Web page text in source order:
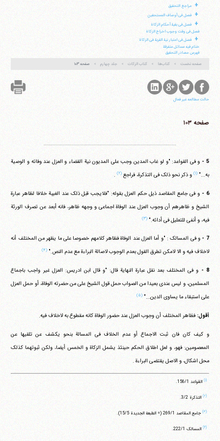
+ مراجع التحقیق
+ فصل فی أوصاف المستحقین
+
فصل فی بقیة أحکام الزکاة
فصل فی وقت وجوب اخراج الزکاة
+
فصل فی اعتبار نیة القربة فی الزکاة
ختام فیه مسائل متفرقة
فهرس مصادر التحقیق
صفحه نخست
کتاب‌ها کتاب الزکات جلد چهارم صفحه ۱۰۳
حالت مطالعه غیر فعال
صفحه ۱۰۳
..........................................................................................
5 -
و فی القواعد: "و لو غاب المدین وجب علی المدیون نیة القضاء و العزل عند وفاته و الوصیة
به..."(۱) و ذکر نحو ذلک فی التذکرة، فراجع(۲) .
6 -
و فی جامع المقاصد ذیل حکم العزل بقوله: "فلایجب قبل ذلک عند الغیبة خلافا لظاهر عبارة
الشیخ و ظاهرهم أن وجوب العزل عند الوفاة اجماعی و وجهه ظاهر، فانه أبعد عن تصرف الورثة
فیه، و أنفی للتعلیل فی أدائه."(۳)
7 -
و فی المسالک : "و أما العزل عند الوفاة فظاهر کلامهم خصوصا علی ما یظهر من المختلف أنه
لاخلاف فیه و الا لامکن تطرق القول بعدم الوجوب لاصالة البراءة مع عدم النص."(۴)
8 -
و فی المختلف بعد نقل عبارة النهایة قال: "و قال ابن ادریس: العزل غیر واجب باجماع
المسلمین، و لیس عندی بعیدا من الصواب حمل قول الشیخ علی من حضرته الوفاة، أو حمل العزل
علی استبقاء ما یساوی الدین..."(۵)
أقول:فظاهر المختلف أن وجوب العزل عند حضور الوفاة کانه مقطوع به لاخلاف فیه.
و کیف کان فان ثبت الاجماع أو عدم الخلاف فی المسالة بنحو یکشف عن تلقیها عن
المعصومین: فهو، و لعل اطلاق الحکم حینئذ یشمل الزکاة و الخمس أیضا، ولکن ثبوتهما کذلک
محل اشکال، و الاصل یقتضی البراءة .
(۱) القواعد ‏156/1.
(۲) التذکرة ‏3/2.
(۳) جامع المقاصد ‏269/1 (= الطبعة الجدیدة ‏15/5).
(۴) المسالک ‏222/1.